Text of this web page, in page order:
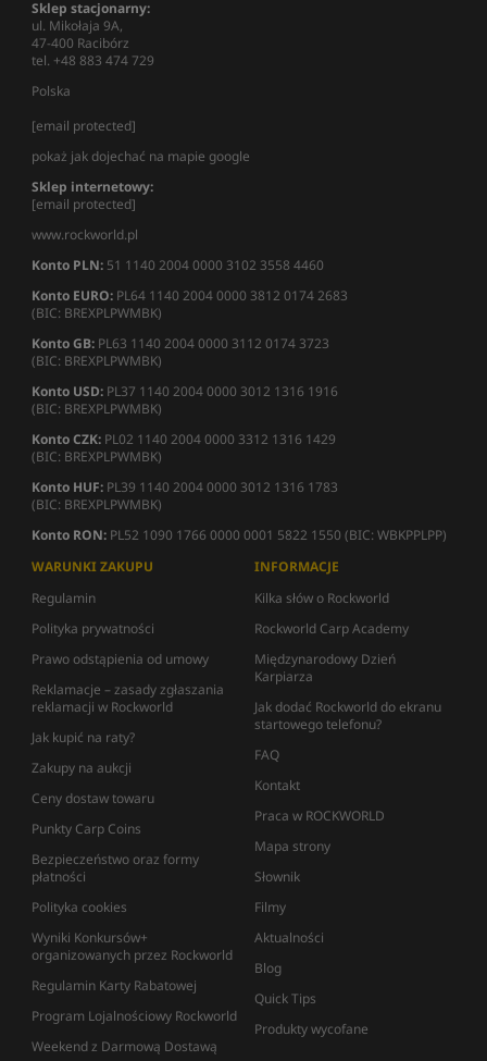
Sklep stacjonarny:
ul. Mikołaja 9A,
47-400 Racibórz
tel. +48 883 474 729
Polska
[email protected]
pokaż jak dojechać na mapie google
Sklep internetowy:
[email protected]
www.rockworld.pl
Konto PLN: 51 1140 2004 0000 3102 3558 4460
Konto EURO: PL64 1140 2004 0000 3812 0174 2683
(BIC: BREXPLPWMBK)
Konto GB: PL63 1140 2004 0000 3112 0174 3723
(BIC: BREXPLPWMBK)
Konto USD: PL37 1140 2004 0000 3012 1316 1916
(BIC: BREXPLPWMBK)
Konto CZK: PL02 1140 2004 0000 3312 1316 1429
(BIC: BREXPLPWMBK)
Konto HUF: PL39 1140 2004 0000 3012 1316 1783
(BIC: BREXPLPWMBK)
Konto RON: PL52 1090 1766 0000 0001 5822 1550 (BIC: WBKPPLPP)
WARUNKI ZAKUPU
Regulamin
Polityka prywatności
Prawo odstąpienia od umowy
Reklamacje – zasady zgłaszania
reklamacji w Rockworld
Jak kupić na raty?
Zakupy na aukcji
Ceny dostaw towaru
Punkty Carp Coins
Bezpieczeństwo oraz formy
płatności
Polityka cookies
Wyniki Konkursów+
organizowanych przez Rockworld
Regulamin Karty Rabatowej
Program Lojalnościowy Rockworld
Weekend z Darmową Dostawą
INFORMACJE
Kilka słów o Rockworld
Rockworld Carp Academy
Międzynarodowy Dzień
Karpiarza
Jak dodać Rockworld do ekranu
startowego telefonu?
FAQ
Kontakt
Praca w ROCKWORLD
Mapa strony
Słownik
Filmy
Aktualności
Blog
Quick Tips
Produkty wycofane